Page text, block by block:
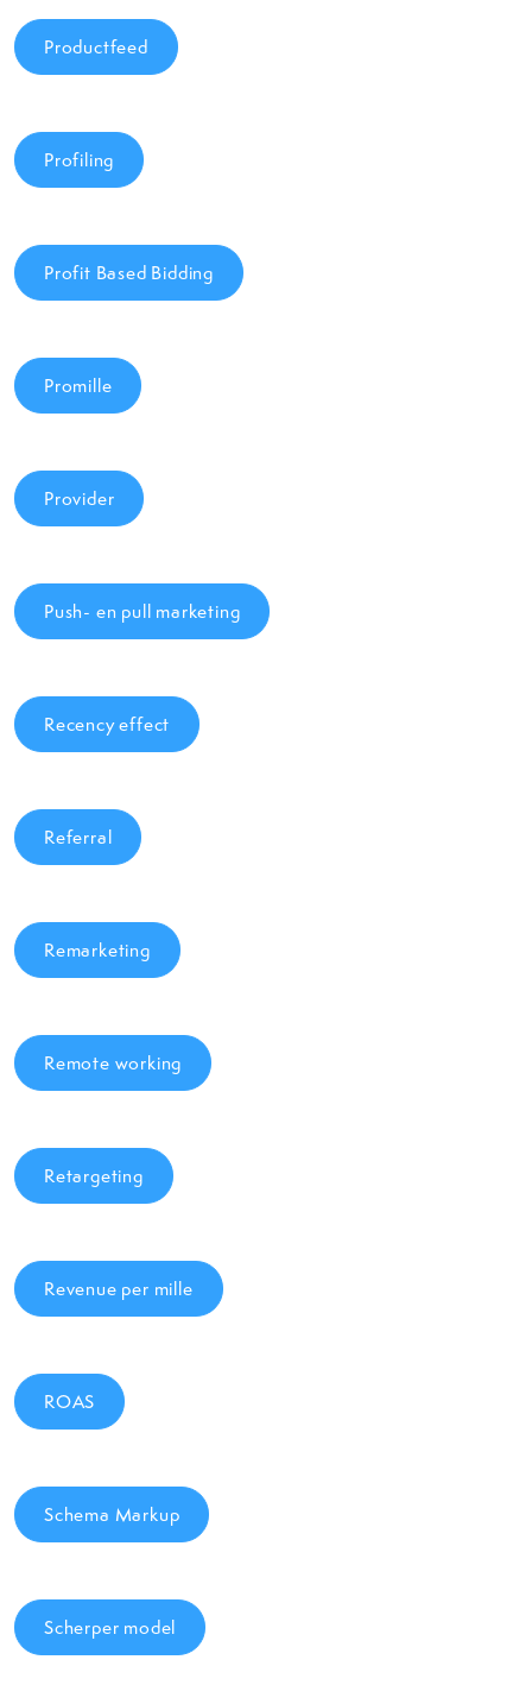
Productfeed
Profiling
Profit Based Bidding
Promille
Provider
Push- en pull marketing
Recency effect
Referral
Remarketing
Remote working
Retargeting
Revenue per mille
ROAS
Schema Markup
Scherper model